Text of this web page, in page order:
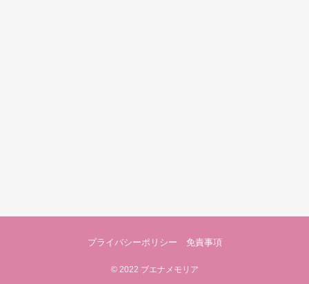
プライバシーポリシー 免責事項
©2022 ブエナメモリア